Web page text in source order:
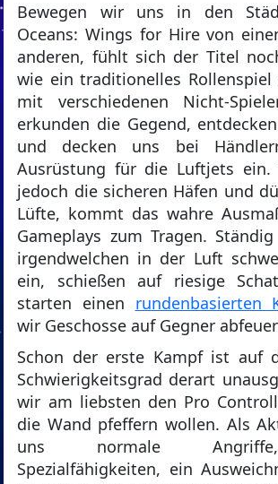
Bewegen wir uns in den
Oceans: Wings for Hire von
anderen, fühlt sich der Titel
wie ein traditionelles Rollenspiel
mit verschiedenen Nicht-
erkunden die Gegend,
und decken uns bei
Ausrüstung für die Luftjets ein.
jedoch die sicheren Häfen und
Lüfte, kommt das wahre
Gameplays zum Tragen.
irgendwelchen in der Luft
ein, schießen auf riesige
starten einen rundenbasierten
wir Geschosse auf Gegner
Schon der erste Kampf ist auf
Schwierigkeitsgrad derart
wir am liebsten den Pro
die Wand pfeffern wollen. Als
uns normale
Spezialfähigkeiten, ein